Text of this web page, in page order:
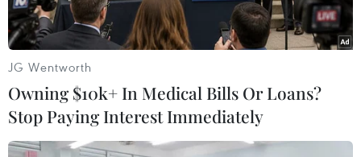
Kiếm. (Ảnh: Mạnh Khánh/TTXVN)
JG Wentworth
Owning $10k+ In Medical Bills Or Loans?
Stop Paying Interest Immediately